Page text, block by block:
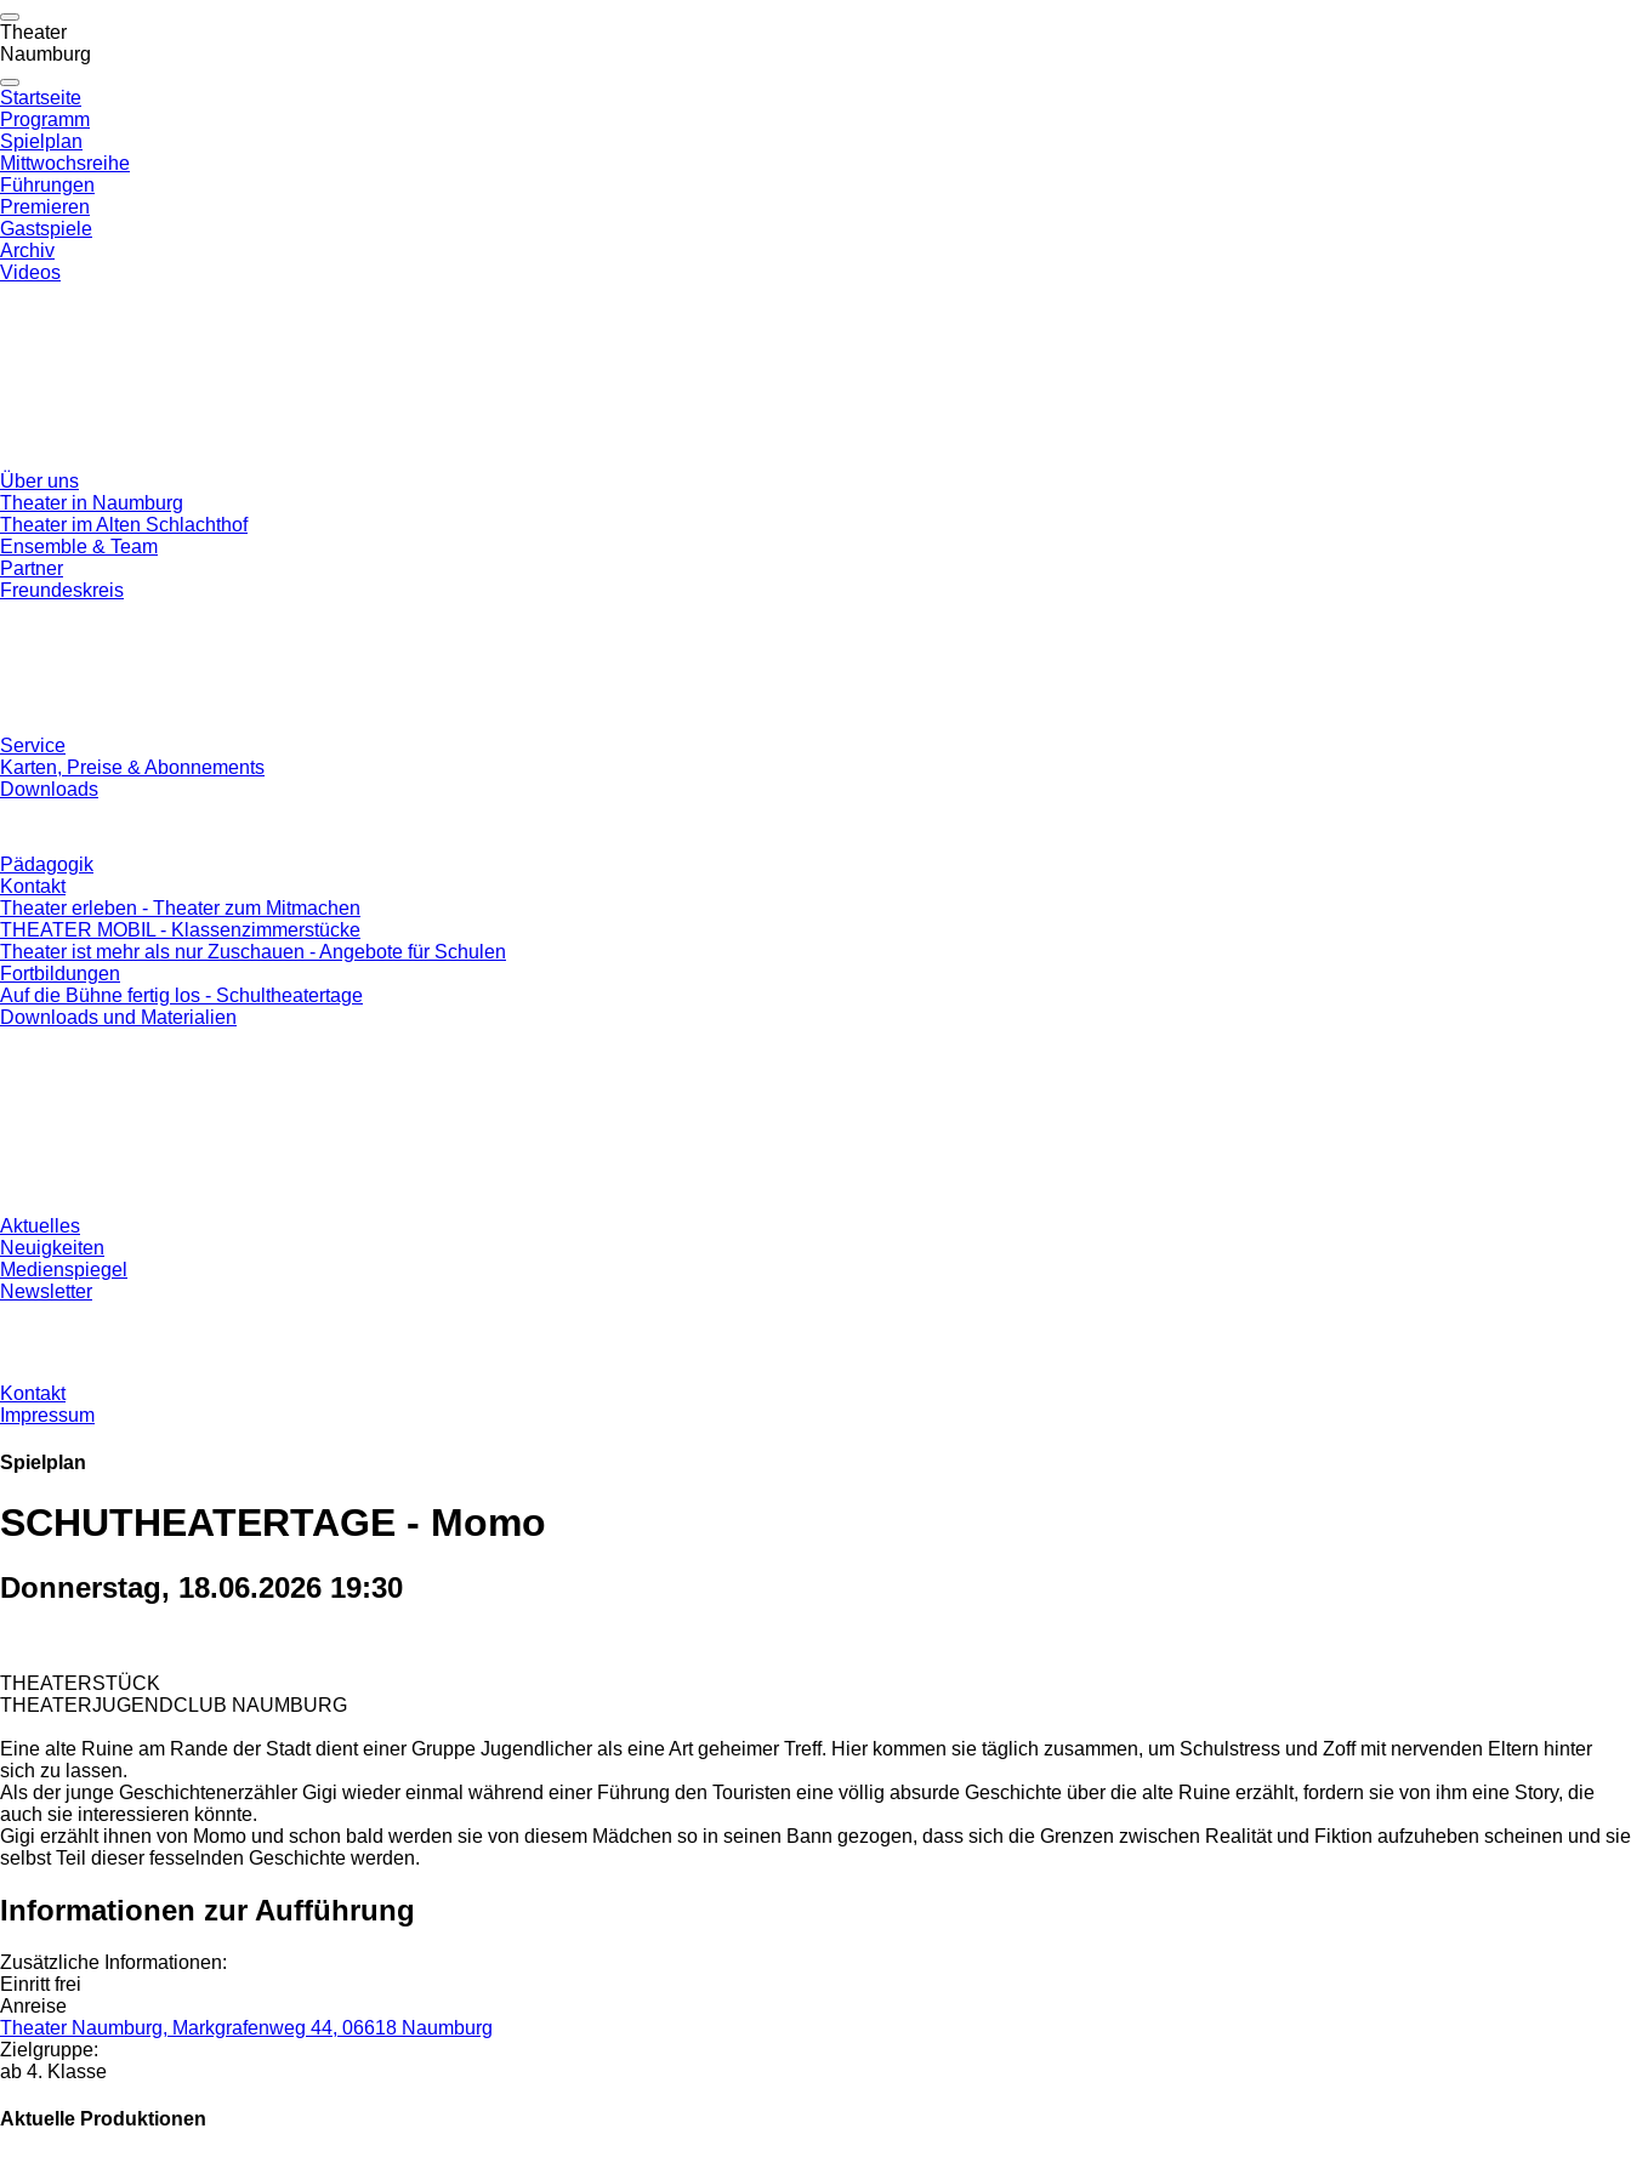
Theater
Naumburg
Startseite
Programm
Spielplan
Mittwochsreihe
Führungen
Premieren
Gastspiele
Archiv
Videos
Über uns
Theater in Naumburg
Theater im Alten Schlachthof
Ensemble & Team
Partner
Freundeskreis
Service
Karten, Preise & Abonnements
Downloads
Pädagogik
Kontakt
Theater erleben - Theater zum Mitmachen
THEATER MOBIL - Klassenzimmerstücke
Theater ist mehr als nur Zuschauen - Angebote für Schulen
Fortbildungen
Auf die Bühne fertig los - Schultheatertage
Downloads und Materialien
Aktuelles
Neuigkeiten
Medienspiegel
Newsletter
Kontakt
Impressum
Spielplan
SCHUTHEATERTAGE - Momo
Donnerstag, 18.06.2026 19:30
THEATERSTÜCK
THEATERJUGENDCLUB NAUMBURG
Eine alte Ruine am Rande der Stadt dient einer Gruppe Jugendlicher als eine Art geheimer Treff. Hier kommen sie täglich zusammen, um Schulstress und Zoff mit nervenden Eltern hinter
sich zu lassen.
Als der junge Geschichtenerzähler Gigi wieder einmal während einer Führung den Touristen eine völlig absurde Geschichte über die alte Ruine erzählt, fordern sie von ihm eine Story, die
auch sie interessieren könnte.
Gigi erzählt ihnen von Momo und schon bald werden sie von diesem Mädchen so in seinen Bann gezogen, dass sich die Grenzen zwischen Realität und Fiktion aufzuheben scheinen und sie
selbst Teil dieser fesselnden Geschichte werden.
Informationen zur Aufführung
Zusätzliche Informationen:
Einritt frei
Anreise
Theater Naumburg, Markgrafenweg 44, 06618 Naumburg
Zielgruppe:
ab 4. Klasse
Aktuelle Produktionen